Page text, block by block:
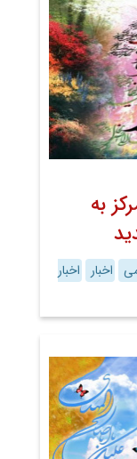
به
اخبار
اخبار